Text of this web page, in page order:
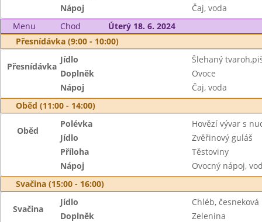
Nápoj
Čaj, voda
Menu
Chod
Úterý 18. 6. 2024
Přesnídávka (9:00 - 10:00)
Přesnídávka
Jídlo
Šlehaný
Doplněk
Ovoce
Nápoj
Čaj, voda
Oběd (11:00 - 14:00)
Oběd
Polévka
Hovězí vývar s
Jídlo
Zvěřinový guláš
Příloha
Těstoviny
Nápoj
Ovocný nápoj,
Svačina (15:00 - 16:00)
Svačina
Jídlo
Chléb,
Doplněk
Zelenina